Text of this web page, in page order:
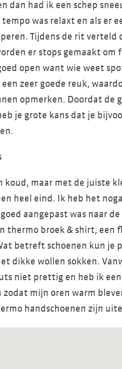
dan had ik een schep
was relaxt en als er
Tijdens de rit verteld
er stops gemaakt om
open want wie weet
zeer goede reuk,
opmerken. Doordat de
je grote kans dat je
koud, maar met de juiste
heel eind. Ik heb het
aangepast was naar
thermo broek & shirt, een
betreft schoenen kun je
dikke wollen sokken.
niet prettig en heb ik
zodat mijn oren warm
handschoenen zijn